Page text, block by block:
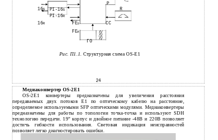
16S
P
R
PI-16S
PI-16R
CC
16R FES
FER
ГО
Рис. П1.1. Структурная схема OS-E1
24
Медиаконвертер OS-2E1
OS-2E1 конвертеры предназначены для увеличения расстояния
передаваемых двух потоков Е1 по оптическому кабелю на расстояние,
определяемое используемыми SFP оптическими модулями. Медиаконвертеры
предназначены для работы по топологии точка-точка и используют SDH
технологию передачи. 19” корпус и двойное питание -48В и 220В позволяет
достичь гибкости использования. Световая индикация неисправностей
позволяет легко диагностировать ошибки.